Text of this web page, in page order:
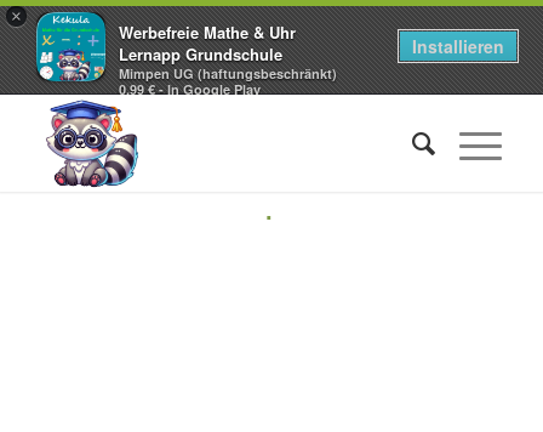
×
Werbefreie Mathe & Uhr
Lernapp Grundschule
Mimpen UG (haftungsbeschränkt)
0,99 € - In Google Play
Installieren